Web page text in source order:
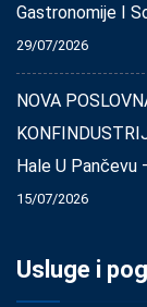
Gastronomije I
29/07/2026
NOVA
Hale U Pančevu
15/07/2026
Usluge i